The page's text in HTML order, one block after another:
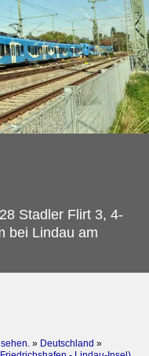
Stadler Flirt 3, 4-
bei Lindau am
» Deutschland »